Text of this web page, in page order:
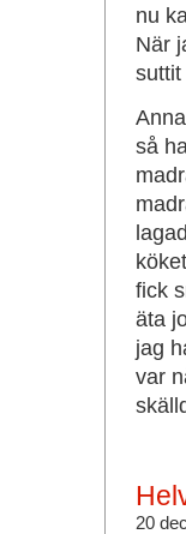
nu
När
suttit
så
fick
äta
jag
var
20